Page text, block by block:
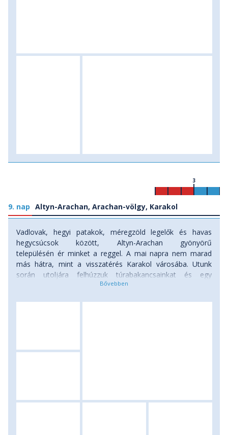
9. nap Altyn-Arachan, Arachan-völgy, Karakol
3
Vadlovak, hegyi patakok, méregzöld legelők és havas
hegycsúcsok között, Altyn-Arachan gyönyörű
településén ér minket a reggel. A mai napra nem marad
más hátra, mint a visszatérés Karakol városába. Utunk
során utoljára felhúzzuk túrabakancsainkat és egy
kellemesen lejtős, nagyjából 15 km-es túra után már Ak-
szállóban. Ellátás: reggeli a jurtatáborban. (szint: 150 méter